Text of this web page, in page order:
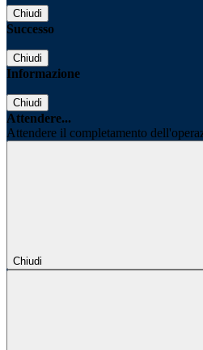
Chiudi
Successo
Chiudi
Informazione
Chiudi
Attendere...
Attendere il completamento
Chiudi